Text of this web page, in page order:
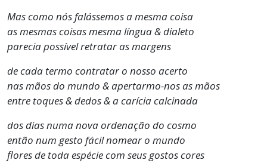
Mas como nós falássemos a mesma coisa
as mesmas coisas mesma língua & dialeto
parecia possível retratar as margens
de cada termo contratar o nosso acerto
nas mãos do mundo & apertarmo-nos as mãos
entre toques & dedos & a carícia calcinada
dos dias numa nova ordenação do cosmo
então num gesto fácil nomear o mundo
flores de toda espécie com seus gostos cores